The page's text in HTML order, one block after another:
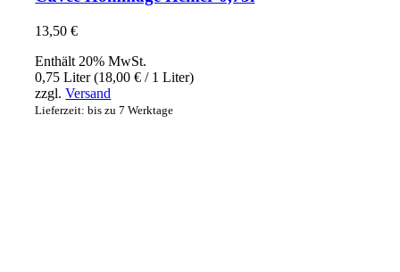
13,50€
Enthält 20% MwSt.
0,75 Liter (18,00€ / 1 Liter)
zzgl.Versand
Lieferzeit: bis zu 7 Werktage